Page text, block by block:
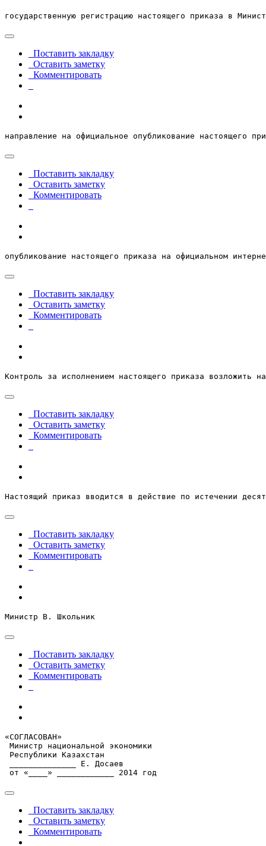
государственную регистрацию настоящего приказа в
Поставить закладку
Оставить заметку
Комментировать
направление на официальное опубликование настоящего
Поставить закладку
Оставить заметку
Комментировать
опубликование настоящего приказа на официальном
Поставить закладку
Оставить заметку
Комментировать
Контроль за исполнением настоящего приказа возложить
Поставить закладку
Оставить заметку
Комментировать
Настоящий приказ вводится в действие по истечении
Поставить закладку
Оставить заметку
Комментировать
Министр В. Школьник
Поставить закладку
Оставить заметку
Комментировать
«СОГЛАСОВАН»
Министр национальной экономики
Республики Казахстан
______________ Е. Досаев
от «____» ____________ 2014 год
Поставить закладку
Оставить заметку
Комментировать